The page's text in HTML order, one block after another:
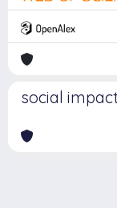
social impact